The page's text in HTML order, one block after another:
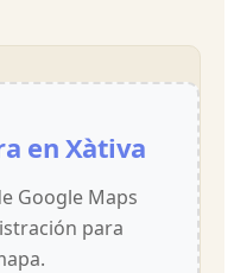
en Xàtiva
Google Maps
para